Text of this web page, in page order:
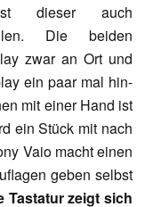
ist dieser auch
Die beiden
zwar an Ort und
ein paar mal hin-
mit einer Hand ist
ein Stück mit nach
Vaio macht einen
geben selbst
Tastatur zeigt sich